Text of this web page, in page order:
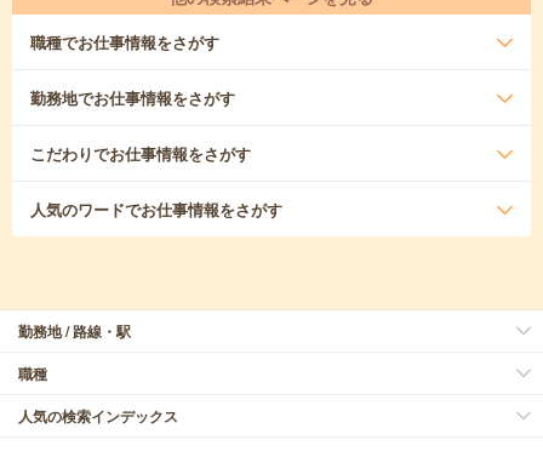
職種でお仕事情報をさがす
勤務地でお仕事情報をさがす
こだわりでお仕事情報をさがす
人気のワードでお仕事情報をさがす
勤務地 / 路線・駅
職種
人気の検索インデックス